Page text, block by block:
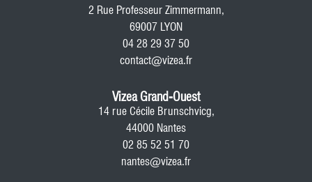
2 Rue Professeur Zimmermann,
69007 LYON
04 28 29 37 50
contact@vizea.fr
Vizea Grand-Ouest
14 rue Cécile Brunschvicg,
44000 Nantes
02 85 52 51 70
nantes@vizea.fr